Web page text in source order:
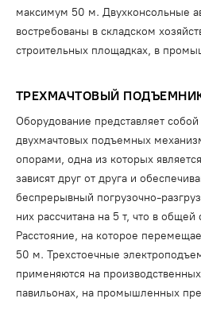
максимум 50 м. Двухконсольные
востребованы в складском
строительных площадках, в
ТРЕХМАЧТОВЫЙ
Оборудование представляет
двухмачтовых подъемных
опорами, одна из которых
зависят друг от друга и
беспрерывный погрузочно-
них рассчитана на 5 т, что в
Расстояние, на которое
50 м. Трехстоечные
применяются на
павильонах, на промышленных